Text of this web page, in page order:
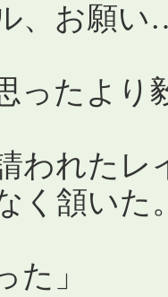
ル、お願
ったより
われたレ
く頷いた
た」